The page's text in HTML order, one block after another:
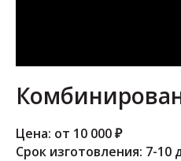
Цена: от 10 000 ₽
Срок изготовления: 7-10